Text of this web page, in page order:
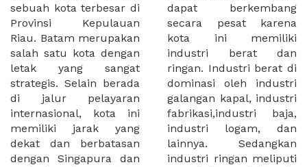
sebuah kota terbesar di
Provinsi Kepulauan
Riau. Batam merupakan
salah satu kota dengan
letak yang sangat
strategis. Selain berada
di jalur pelayaran
internasional, kota ini
memiliki jarak yang
dekat dan berbatasan
dengan Singapura dan
dapat berkembang
secara pesat karena
kota ini memiliki
industri berat dan
ringan. Industri berat di
dominasi oleh industri
galangan kapal, industri
fabrikasi,industri baja,
industri logam, dan
lainnya. Sedangkan
industri ringan meliputi